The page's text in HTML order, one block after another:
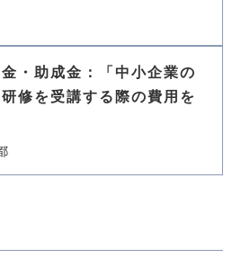
金・助成金：「中小企業の
修を受講する際の費用を